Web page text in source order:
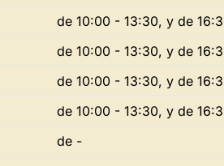
de 10:00 - 13:30, y de
de 10:00 - 13:30, y de
de 10:00 - 13:30, y de
de 10:00 - 13:30, y de
de -